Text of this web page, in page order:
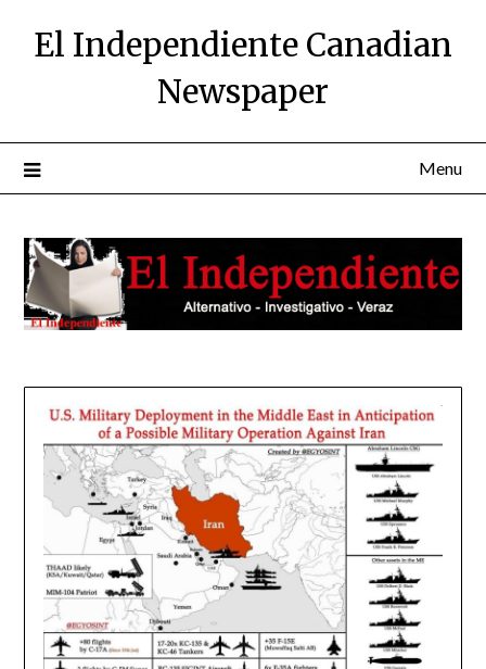
El Independiente Canadian
Newspaper
Menu